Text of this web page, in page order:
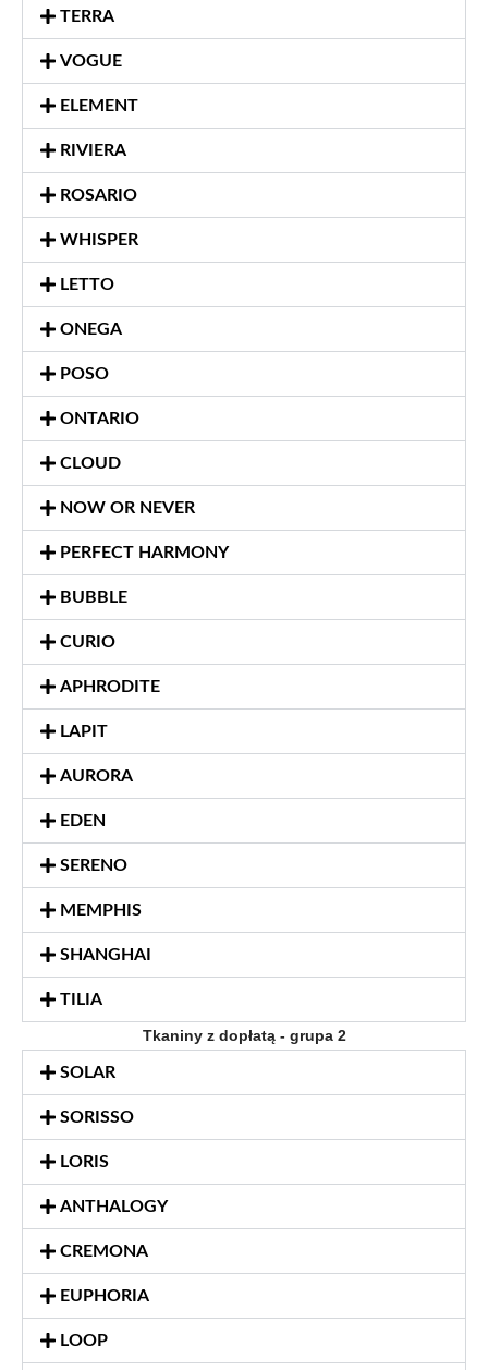
TERRA
VOGUE
ELEMENT
RIVIERA
ROSARIO
WHISPER
LETTO
ONEGA
POSO
ONTARIO
CLOUD
NOW OR NEVER
PERFECT HARMONY
BUBBLE
CURIO
APHRODITE
LAPIT
AURORA
EDEN
SERENO
MEMPHIS
SHANGHAI
TILIA
Tkaniny z dopłatą - grupa 2
SOLAR
SORISSO
LORIS
ANTHALOGY
CREMONA
EUPHORIA
LOOP